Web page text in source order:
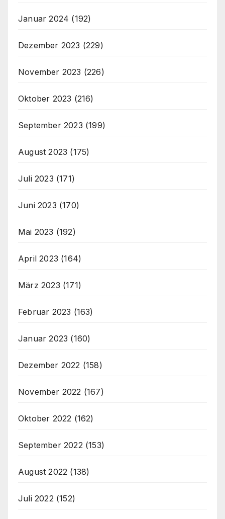
Januar 2024 (192)
Dezember 2023 (229)
November 2023 (226)
Oktober 2023 (216)
September 2023 (199)
August 2023 (175)
Juli 2023 (171)
Juni 2023 (170)
Mai 2023 (192)
April 2023 (164)
März 2023 (171)
Februar 2023 (163)
Januar 2023 (160)
Dezember 2022 (158)
November 2022 (167)
Oktober 2022 (162)
September 2022 (153)
August 2022 (138)
Juli 2022 (152)